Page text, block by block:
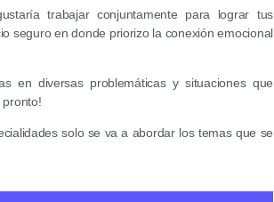
trabajar conjuntamente para lograr tus
seguro en donde priorizo la conexión emocional
en diversas problemáticas y situaciones que
pronto!
solo se va a abordar los temas que se